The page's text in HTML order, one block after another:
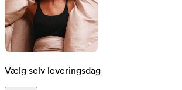
Vælg selv leveringsdag